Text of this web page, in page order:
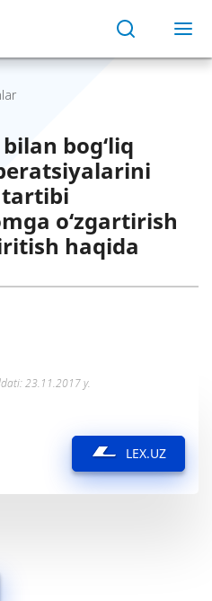
bog‘liq
tartibi
o‘zgartirish
haqida
23.11.2017 y.
LEX.UZ